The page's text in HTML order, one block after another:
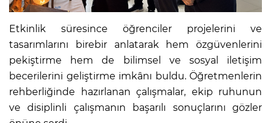
Etkinlik süresince öğrenciler projelerini ve
tasarımlarını birebir anlatarak hem özgüvenlerini
pekiştirme hem de bilimsel ve sosyal iletişim
becerilerini geliştirme imkânı buldu. Öğretmenlerin
rehberliğinde hazırlanan çalışmalar, ekip ruhunun
ve disiplinli çalışmanın başarılı sonuçlarını gözler